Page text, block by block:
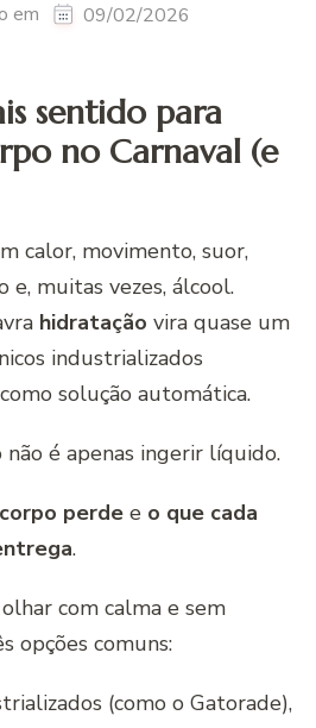
em 09/02/2026
sentido para
no Carnaval (e
calor, movimento, suor,
e, muitas vezes, álcool.
hidratação vira quase um
industrializados
solução automática.
é apenas ingerir líquido.
perde e o que cada
.
com calma e sem
opções comuns:
(como o Gatorade),